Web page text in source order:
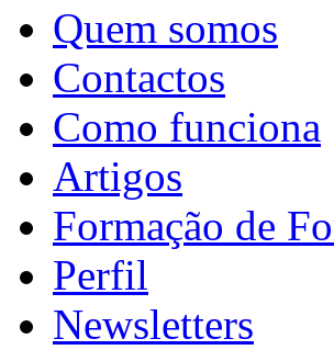
Quem somos
Contactos
Como funciona
Artigos
Formação de
Perfil
Newsletters